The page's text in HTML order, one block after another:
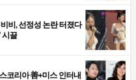
비, 선정성 논란 터졌다
시끌
코리아 善+미스 인터내